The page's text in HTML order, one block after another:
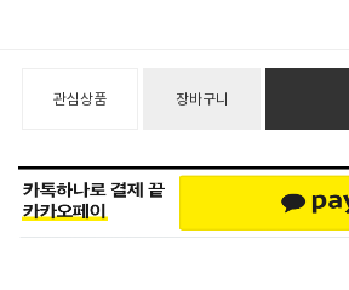
관심상품 장바구니